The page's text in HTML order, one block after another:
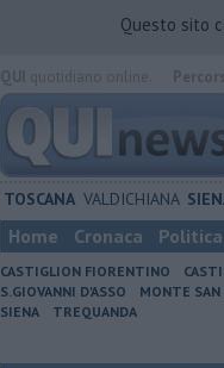
Questo sito
TOSCANA VALDICHIANA
Home Cronaca Politica
CASTIGLION FIORENTINO
S.GIOVANNI D'ASSO
MONTE SAN
SIENA
TREQUANDA